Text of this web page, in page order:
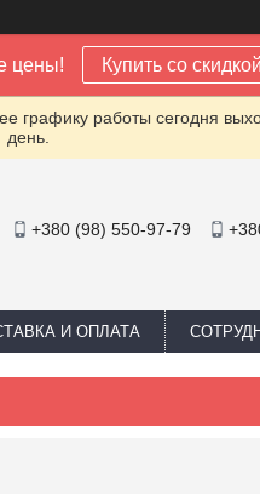
цены! Купить со скидкой
графику работы сегодня
день.
+380 (98) 550-97-79
И ОПЛАТА